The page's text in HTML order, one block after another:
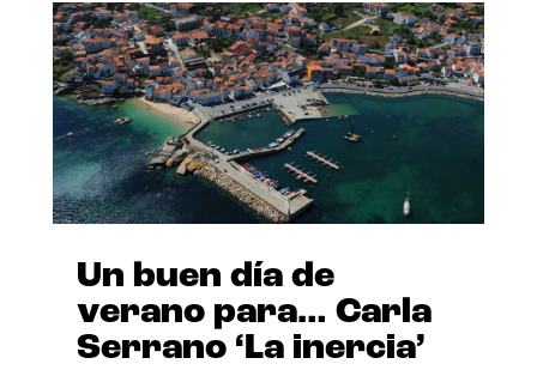
Un buen día de
verano para… Carla
Serrano ‘La inercia’